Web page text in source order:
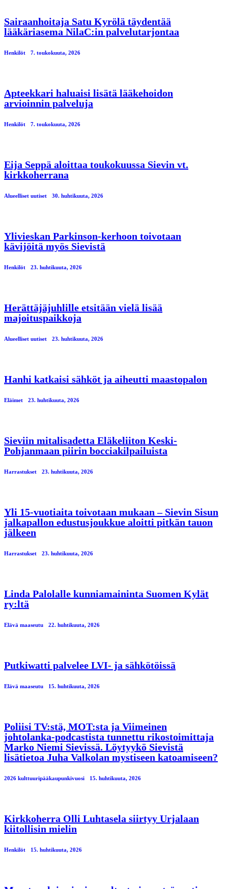
Sairaanhoitaja Satu Kyrölä täydentää
lääkäriasema NilaC:in palvelutarjontaa
Henkilöt 7. toukokuuta, 2026
Apteekkari haluaisi lisätä lääkehoidon
arvioinnin palveluja
Henkilöt 7. toukokuuta, 2026
Eija Seppä aloittaa toukokuussa Sievin vt.
kirkkoherrana
Alueelliset uutiset 30. huhtikuuta, 2026
Ylivieskan Parkinson-kerhoon toivotaan
kävijöitä myös Sievistä
Henkilöt 23. huhtikuuta, 2026
Herättäjäjuhlille etsitään vielä lisää
majoituspaikkoja
Alueelliset uutiset 23. huhtikuuta, 2026
Hanhi katkaisi sähköt ja aiheutti maastopalon
Eläimet 23. huhtikuuta, 2026
Sieviin mitalisadetta Eläkeliiton Keski-
Pohjanmaan piirin bocciakilpailuista
Harrastukset 23. huhtikuuta, 2026
Yli 15-vuotiaita toivotaan mukaan – Sievin Sisun
jalkapallon edustusjoukkue aloitti pitkän tauon
jälkeen
Harrastukset 23. huhtikuuta, 2026
Linda Palolalle kunniamaininta Suomen Kylät
ry:ltä
Elävä maaseutu 22. huhtikuuta, 2026
Putkiwatti palvelee LVI- ja sähkötöissä
Elävä maaseutu 15. huhtikuuta, 2026
Poliisi TV:stä, MOT:sta ja Viimeinen
johtolanka-podcastista tunnettu rikostoimittaja
Marko Niemi Sievissä. Löytyykö Sievistä
lisätietoa Juha Valkolan mystiseen katoamiseen?
2026 kulttuuripääkaupunkivuosi 15. huhtikuuta, 2026
Kirkkoherra Olli Luhtasela siirtyy Urjalaan
kiitollisin mielin
Henkilöt 15. huhtikuuta, 2026